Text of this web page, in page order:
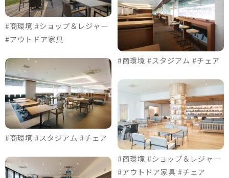
#商環境 #ショップ＆レジャー
#アウトドア家具
#商環境 #スタジアム #チェア
#商環境 #スタジアム #チェア
#商環境 #ショップ＆レジャー
#アウトドア家具 #チェア